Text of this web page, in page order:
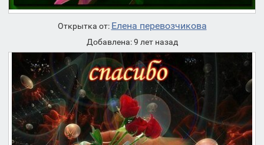
Открытка от: Елена перевозчикова
Добавлена: 9 лет назад